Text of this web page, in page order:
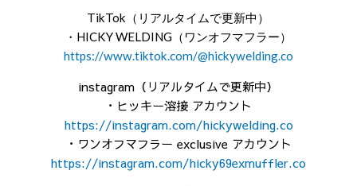
TikTok（リアルタイムで更新中）
・HICKY WELDING（ワンオフマフラー）
https://www.tiktok.com/@hickywelding.co
instagram（リアルタイムで更新中）
・ヒッキー溶接 アカウント
https://instagram.com/hickywelding.co
・ワンオフマフラー exclusive アカウント
https://instagram.com/hicky69exmuffler.co